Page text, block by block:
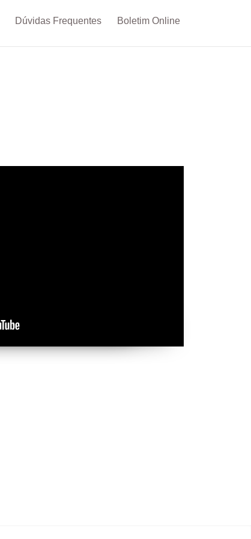
Dúvidas Frequentes Boletim Online